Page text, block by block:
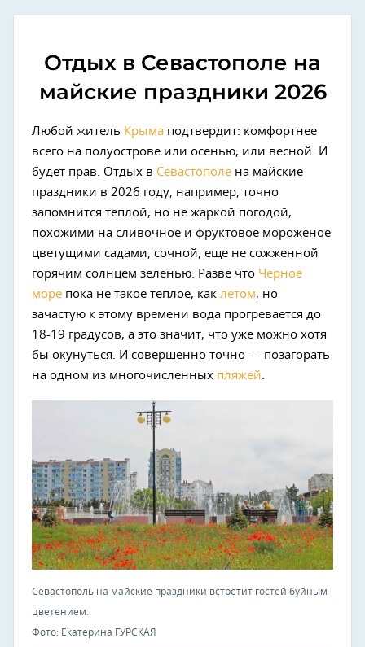
Отдых в Севастополе на
майские праздники 2026
Любой житель Крыма подтвердит: комфортнее
всего на полуострове или осенью, или весной. И
будет прав. Отдых в Севастополе на майские
праздники в 2026 году, например, точно
запомнится теплой, но не жаркой погодой,
похожими на сливочное и фруктовое мороженое
цветущими садами, сочной, еще не сожженной
горячим солнцем зеленью. Разве что Черное
море пока не такое теплое, как летом, но
зачастую к этому времени вода прогревается до
18-19 градусов, а это значит, что уже можно хотя
бы окунуться. И совершенно точно — позагорать
на одном из многочисленных пляжей.
Севастополь на майские праздники встретит гостей буйным
цветением.
Фото: Екатерина ГУРСКАЯ